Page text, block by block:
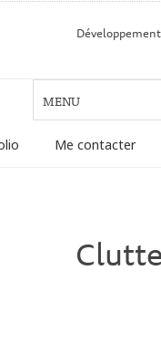
Me contacter